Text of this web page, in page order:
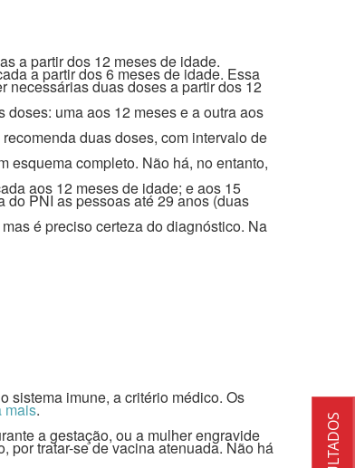
a partir dos 12 meses de idade.
a partir dos 6 meses de idade. Essa
necessárias duas doses a partir dos 12
uma aos 12 meses e a outra aos
duas doses, com intervalo de
esquema completo. Não há, no entanto,
aos 12 meses de idade; e aos 15
do PNI as pessoas até 29 anos (duas
é preciso certeza do diagnóstico. Na
sistema imune, a critério médico. Os
mais.
a gestação, ou a mulher engravide
por tratar-se de vacina atenuada. Não há